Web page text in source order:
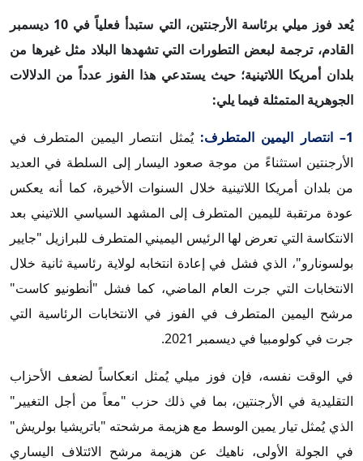
يُعد فوز ميلي برئاسة الأرجنتين، التي ستبدأ فعلياً في 10 ديسمبر
القادم، ترجمة لبعض التطورات التي تشهدها البلاد مثل غيرها من
بلدان أمريكا اللاتينية؛ حيث يستدعي هذا الفوز عدداً من الدلالات
الجوهرية المتمثلة فيما يلي:
1– انتصار اليمين المتطرف:
يُمثل انتصار اليمين المتطرف في
الأرجنتين استثناءً من موجة صعود اليسار إلى السلطة في العديد
من بلدان أمريكا اللاتينية خلال السنوات الأخيرة، كما أنه يعكس
عودة مرتقبة لليمين المتطرف إلى المشهد السياسي اللاتيني بعد
الانتكاسة التي تعرض لها الرئيس اليميني المتطرف للبرازيل "جايير
بولسونارو"، الذي فشل في إعادة انتخابه لولاية رئاسية ثانية خلال
الانتخابات التي جرت العام الماضي، كما فشل "أنطونيو كاست"
مرشح اليمين المتطرف في الفوز في الانتخابات الرئاسية التي
جرت في كولومبيا في ديسمبر 2021.
في الوقت نفسه، فإن فوز ميلي يُمثل انعكاساً لضعف الأحزاب
التقليدية في الأرجنتين، بما في ذلك حزب "معاً من أجل التغيير"
الذي يُمثل تيار يمين الوسط مع هزيمة مرشحته "باتريشيا بولريش"
في الجولة الأولى، ناهيك عن هزيمة مرشح الائتلاف اليساري